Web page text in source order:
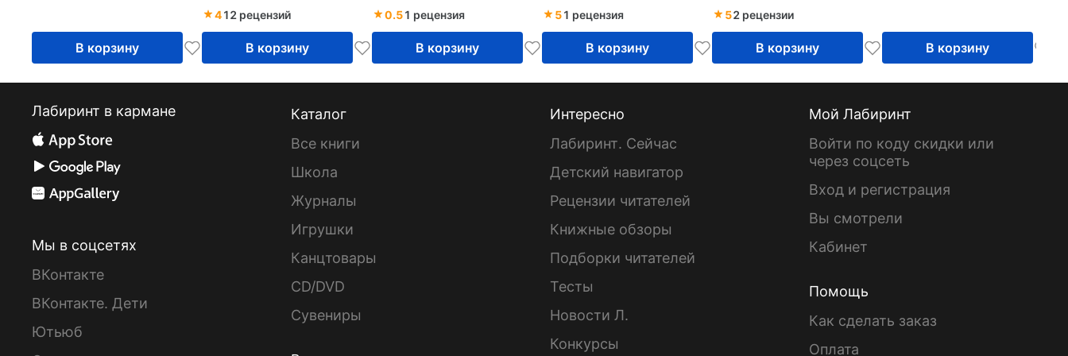
В корзину
412 рецензий
В корзину
0.51 рецензия
В корзину
51 рецензия
В корзину
52 рецензии
В корзину В корзину
Лабиринт в кармане
Мы в соцсетях
ВКонтакте
ВКонтакте. Дети
Ютьюб
Каталог
Все книги
Школа
Журналы
Игрушки
Канцтовары
CD/DVD
Сувениры
Интересно
Лабиринт. Сейчас
Детский навигатор
Рецензии читателей
Книжные обзоры
Подборки читателей
Тесты
Новости Л.
Конкурсы
Мой Лабиринт
Войти по коду скидки или
через соцсеть
Вход и регистрация
Вы смотрели
Кабинет
Помощь
Как сделать заказ
Оплата